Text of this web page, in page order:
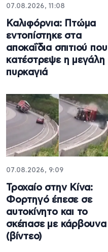
07.08.2026, 11:08
Καλιφόρνια: Πτώμα
εντοπίστηκε στα
αποκαΐδια σπιτιού που
κατέστρεψε η μεγάλη
πυρκαγιά
07.08.2026, 9:09
Τροχαίο στην Κίνα:
Φορτηγό έπεσε σε
αυτοκίνητο και το
σκέπασε με κάρβουνα
(βίντεο)